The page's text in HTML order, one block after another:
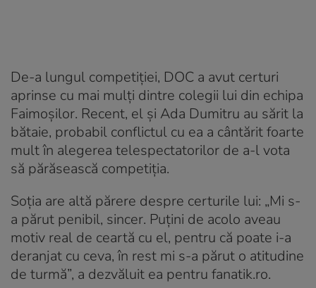
De-a lungul competiției, DOC a avut certuri
aprinse cu mai mulți dintre colegii lui din echipa
Faimoșilor. Recent, el și Ada Dumitru au sărit la
bătaie, probabil conflictul cu ea a cântărit foarte
mult în alegerea telespectatorilor de a-l vota
să părăsească competiția.
Soția are altă părere despre certurile lui: „Mi s-
a părut penibil, sincer. Puțini de acolo aveau
motiv real de ceartă cu el, pentru că poate i-a
deranjat cu ceva, în rest mi s-a părut o atitudine
de turmă”, a dezvăluit ea pentru fanatik.ro.